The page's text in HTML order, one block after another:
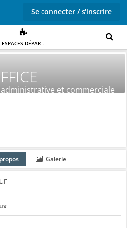
Se connecter / s'inscrire
ESPACES DÉPART.
et commerciale
Galerie